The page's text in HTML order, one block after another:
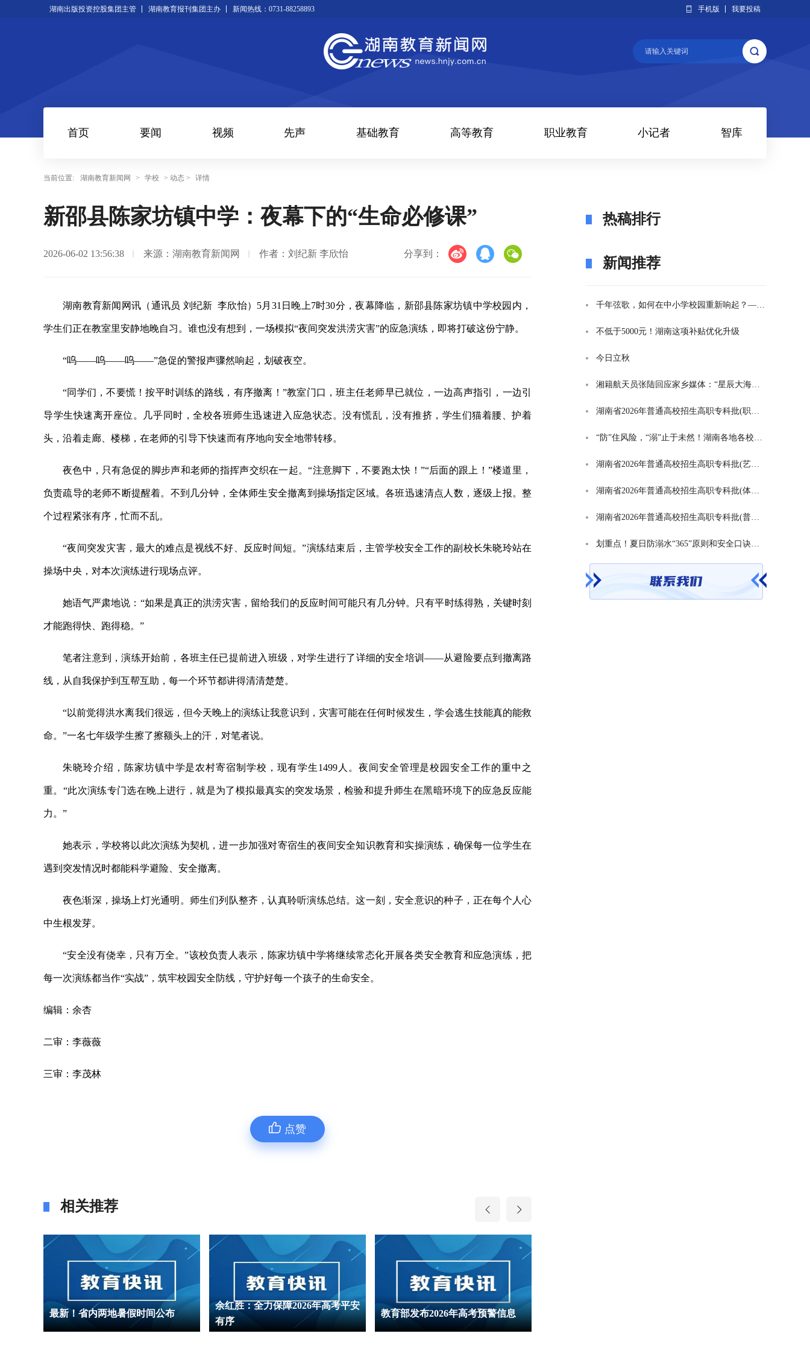
湖南出版投资控股集团主管 湖南教育报刊集团主办 新闻热线：0731-88258893 手机版 我要投稿
首页 要闻 视频 先声 基础教育 高等教育 职业教育 小记者 智库
当前位置: 湖南教育新闻网 > 学校 > 动态 > 详情
新邵县陈家坊镇中学：夜幕下的“生命必修课”
2026-06-02 13:56:38 来源：湖南教育新闻网 作者：刘纪新 李欣怡 分享到：
湖南教育新闻网讯 （通讯员 刘纪新 李欣怡）5月31日晚上7时30分，夜幕降临，新邵县陈家坊镇中学校园内，
学生们正在教室里安静地晚自习。谁也没有想到，一场模拟“夜间突发洪涝灾害”的应急演练，即将打破这份宁静。
“呜——呜——呜——”急促的警报声骤然响起，划破夜空。
“同学们，不要慌！按平时训练的路线，有序撤离！”教室门口，班主任老师早已就位，一边高声指引，一边引
导学生快速离开座位。几乎同时，全校各班师生迅速进入应急状态。没有慌乱，没有推挤，学生们猫着腰、护着
头，沿着走廊、楼梯，在老师的引导下快速而有序地向安全地带转移。
夜色中，只有急促的脚步声和老师的指挥声交织在一起。“注意脚下，不要跑太快！”“后面的跟上！”楼道里，
负责疏导的老师不断提醒着。不到几分钟，全体师生安全撤离到操场指定区域。各班迅速清点人数，逐级上报。整
个过程紧张有序，忙而不乱。
“夜间突发灾害，最大的难点是视线不好、反应时间短。”演练结束后，主管学校安全工作的副校长朱晓玲站在
操场中央，对本次演练进行现场点评。
她语气严肃地说：“如果是真正的洪涝灾害，留给我们的反应时间可能只有几分钟。只有平时练得熟，关键时刻
才能跑得快、跑得稳。”
笔者注意到，演练开始前，各班主任已提前进入班级，对学生进行了详细的安全培训——从避险要点到撤离路
线，从自我保护到互帮互助，每一个环节都讲得清清楚楚。
“以前觉得洪水离我们很远，但今天晚上的演练让我意识到，灾害可能在任何时候发生，学会逃生技能真的能救
命。”一名七年级学生擦了擦额头上的汗，对笔者说。
朱晓玲介绍，陈家坊镇中学是农村寄宿制学校，现有学生1499人。夜间安全管理是校园安全工作的重中之
重。“此次演练专门选在晚上进行，就是为了模拟最真实的突发场景，检验和提升师生在黑暗环境下的应急反应能
力。”
她表示，学校将以此次演练为契机，进一步加强对寄宿生的夜间安全知识教育和实操演练，确保每一位学生在
遇到突发情况时都能科学避险、安全撤离。
夜色渐深，操场上灯光通明。师生们列队整齐，认真聆听演练总结。这一刻，安全意识的种子，正在每个人心
中生根发芽。
“安全没有侥幸，只有万全。”该校负责人表示，陈家坊镇中学将继续常态化开展各类安全教育和应急演练，把
每一次演练都当作“实战”，筑牢校园安全防线，守护好每一个孩子的生命安全。
编辑：余杏
二审：李薇薇
三审：李茂林
点赞
相关推荐
最新！省内两地暑假时间公布
余红胜：全力保障2026年高考平安
有序
教育部发布2026年高考预警信息
热稿排行
新闻推荐
千年弦歌，如何在中小学校园重新响起？——湖南首届中小学书院制建设研讨会观察
不低于5000元！湖南这项补贴优化升级
今日立秋
湘籍航天员张陆回应家乡媒体：“星辰大海是一群人的长征”
湖南省2026年普通高校招生高职专科批(职高对口类)第一次投档分数线
“防”住风险，“溺”止于未然！湖南各地各校打响防溺水“保卫战”
湖南省2026年普通高校招生高职专科批(艺术类)第一次投档分数线
湖南省2026年普通高校招生高职专科批(体育类)第一次投档分数线
湖南省2026年普通高校招生高职专科批(普通类)第一次投档分数线
划重点！夏日防溺水“365”原则和安全口诀一起学